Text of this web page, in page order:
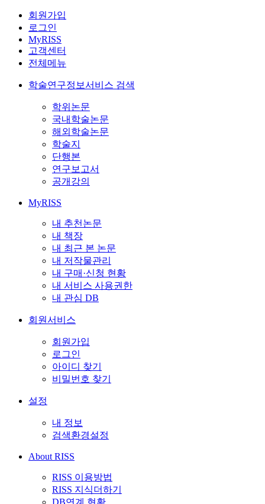
회원가입
로그인
MyRISS
고객센터
전체메뉴
학술연구정보서비스 검색
학위논문
국내학술논문
해외학술논문
학술지
단행본
연구보고서
공개강의
MyRISS
내 추천논문
내 책장
내 최근 본 논문
내 저작물관리
내 구매·신청 현황
내 서비스 사용권한
내 관심 DB
회원서비스
회원가입
로그인
아이디 찾기
비밀번호 찾기
설정
내 정보
검색환경설정
About RISS
RISS 이용방법
RISS 지식더하기
DB연계 현황